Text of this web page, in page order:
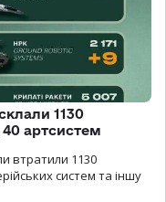
1130
40 артсистем
втратили 1130
систем та іншу